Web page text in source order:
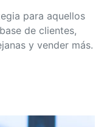
para aquellos
de clientes,
y vender más.